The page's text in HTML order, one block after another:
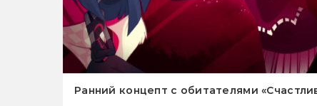
Ранний концепт с обитателями